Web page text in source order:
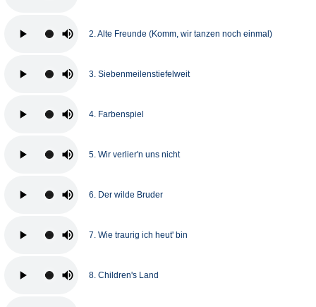
2. Alte Freunde (Komm, wir tanzen noch einmal)
3. Siebenmeilenstiefelweit
4. Farbenspiel
5. Wir verlier'n uns nicht
6. Der wilde Bruder
7. Wie traurig ich heut' bin
8. Children's Land